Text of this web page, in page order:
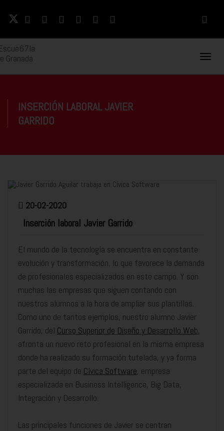
Movil
INSERCIÓN LABORAL JAVIER
GARRIDO
20-02-2020
Inserción laboral Javier Garrido
El mundo de la tecnología se encuentra en constante
evolución y transformación, lo que favorece la demanda
de profesionales especializados en este campo. Y son
muchas las empresas que siguen contando con
nuestros alumnos a la hora de ampliar sus plantillas.
Como uno de tantos ejemplos, nuestro alumno Javier
Garrido, del Curso Superior de Diseño y Desarrollo Web,
afronta un nuevo reto profesional en la misma empresa
donde ha realizado su formación tutelada, y ya forma
parte del equipo de Cívica Software, empresa
especializada en Business Intelligence, Big Data,
Integración y Desarrollo.
Las principales funciones de Javier se centran